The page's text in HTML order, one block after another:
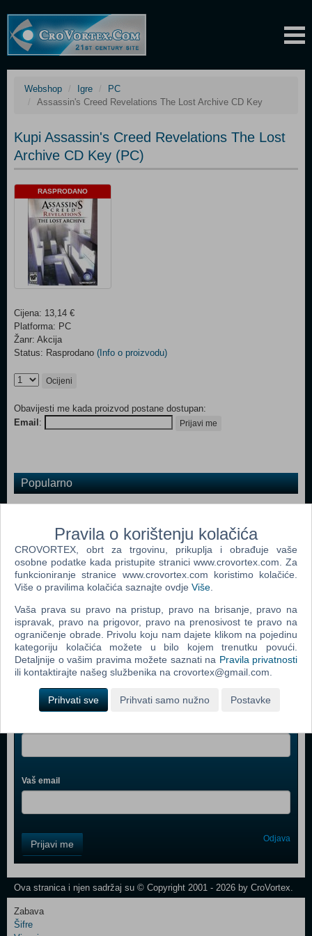
Webshop Igre
PC
Assassin's Creed Revelations The Lost Archive CD Key
Kupi Assassin's Creed Revelations The Lost
Archive CD Key (PC)
RASPRODANO
Cijena: 13,14 €
Platforma: PC
Žanr: Akcija
Status: Rasprodano (Info o proizvodu)
Ocijeni
Obavijesti me kada proizvod postane dostupan:
Email : Prijavi me
Popularno
Grand Theft Auto San Andreas (PC)
Grand Theft Auto Vice City (PC)
Grand Theft Auto IV (PC)
Call Of Duty 4 Modern Warfare (PC)
Assassin's Creed (PC)
Webshop newsletter
Vaš email
Field
One
Newsletter
Control
Prijavi me Odjava
Ova stranica i njen sadržaj su © Copyright 2001 - 2026 by CroVortex.
Zabava
Šifre
Pravila o korištenju kolačića
CROVORTEX, obrt za trgovinu, prikuplja i obrađuje vaše
osobne podatke kada pristupite stranici www.crovortex.com. Za
funkcioniranje stranice www.crovortex.com koristimo kolačiće.
Više o pravilima kolačića saznajte ovdje Više
Vaša prava su pravo na pristup, pravo na brisanje, pravo na
ispravak, pravo na prigovor, pravo na prenosivost te pravo na
ograničenje obrade. Privolu koju nam dajete klikom na pojedinu
kategoriju kolačića možete u bilo kojem trenutku povući.
Detaljnije o vašim pravima možete saznati na Pravila privatnosti
ili kontaktirajte našeg službenika na crovortex@gmail.com.
Prihvati sve Prihvati samo nužno Postavke